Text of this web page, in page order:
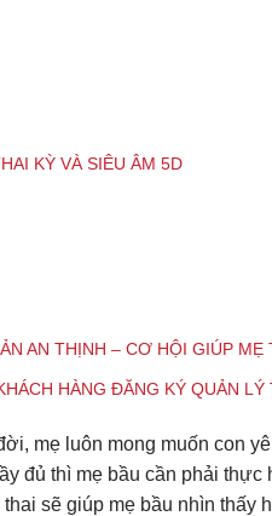
KỲ VÀ SIÊU ÂM 5D
AN THỊNH – CƠ HỘI GIÚP
HÀNG ĐĂNG KÝ QUẢN LÝ
mẹ luôn mong muốn con
đủ thì mẹ bầu cần phải
sẽ giúp mẹ bầu nhìn thấy